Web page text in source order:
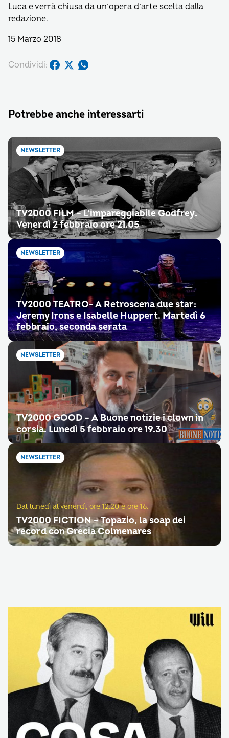
Luca e verrà chiusa da un’opera d’arte scelta dalla
redazione.
15 Marzo 2018
Condividi:
Potrebbe anche interessarti
NEWSLETTER
TV2000 FILM – L’impareggiabile Godfrey.
Venerdì 2 febbraio ore 21.05
NEWSLETTER
TV2000 TEATRO- A Retroscena due star:
Jeremy Irons e Isabelle Huppert. Martedì 6
febbraio, seconda serata
NEWSLETTER
TV2000 GOOD – A Buone notizie i clown in
corsia. Lunedì 5 febbraio ore 19.30
NEWSLETTER
Dal lunedì al venerdì, ore 12.20 e ore 16.
TV2000 FICTION – Topazio, la soap dei
record con Grecia Colmenares